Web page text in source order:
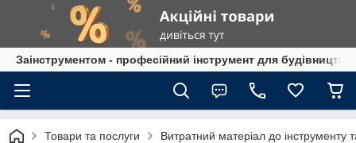
Заінструментом - професійний інструмент для
Товари та послуги Витратний матеріал до інструменту